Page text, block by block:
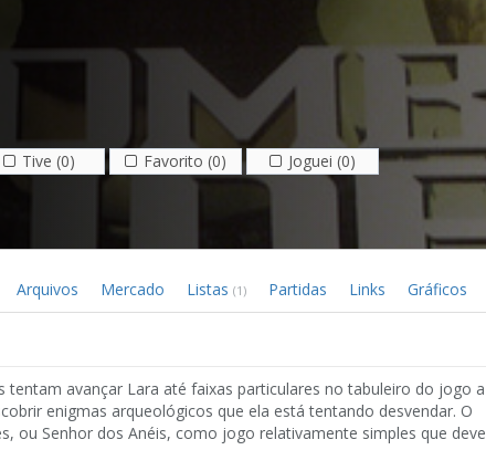
Tive (0) Favorito (0) Joguei (0)
Arquivos Mercado Listas (1) Partidas Links Gráficos
avançar Lara até faixas particulares no tabuleiro do jogo a
enigmas arqueológicos que ela está tentando desvendar. O
ou Senhor dos Anéis, como jogo relativamente simples que deve